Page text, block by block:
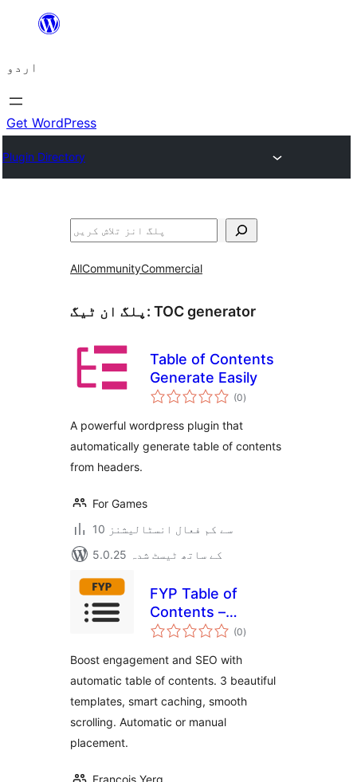
چھوڑیں
پر
جائیں
اردو
Get WordPress
Plugin Directory
تلاش
AllCommunityCommercial
پلگ ان ٹیگ: TOC generator
Table of Contents
Generate Easily
(0مجموعی
درجہ
)
A powerful wordpress plugin that
automatically generate table of contents
from headers.
For Games
10 سے کم فعال انسٹالیشنز
5.0.25 کے ساتھ ٹیسٹ شدہ
FYP Table of
Contents –
Automatic TOC
Better SEO &
Navigation
(0مجموعی
درجہ
)
Boost engagement and SEO with
automatic table of contents. 3 beautiful
templates, smart caching, smooth
scrolling. Automatic or manual
placement.
François Yerg